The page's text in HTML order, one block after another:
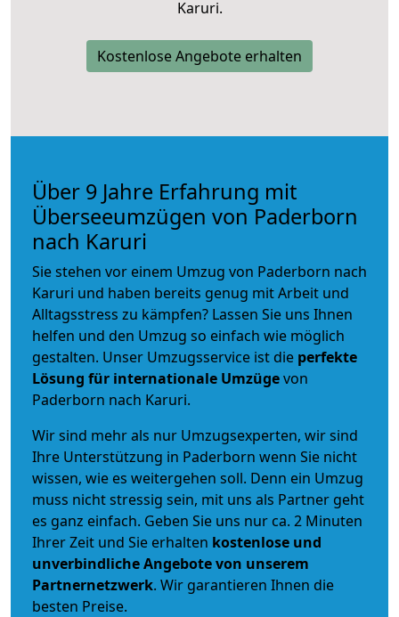
Karuri.
Kostenlose Angebote erhalten
Über 9 Jahre Erfahrung mit
Überseeumzügen von Paderborn
nach Karuri
Sie stehen vor einem Umzug von Paderborn nach
Karuri und haben bereits genug mit Arbeit und
Alltagsstress zu kämpfen? Lassen Sie uns Ihnen
helfen und den Umzug so einfach wie möglich
gestalten. Unser Umzugsservice ist die perfekte
Lösung für internationale Umzügevon
Paderborn nach Karuri.
Wir sind mehr als nur Umzugsexperten, wir sind
Ihre Unterstützung in Paderborn wenn Sie nicht
wissen, wie es weitergehen soll. Denn ein Umzug
muss nicht stressig sein, mit uns als Partner geht
es ganz einfach. Geben Sie uns nur ca. 2 Minuten
Ihrer Zeit und Sie erhalten kostenlose und
unverbindlicheAngebote von unserem
Partnernetzwerk. Wir garantieren Ihnen die
besten Preise.